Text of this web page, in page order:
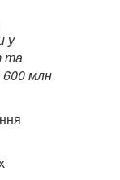
у
та
млн